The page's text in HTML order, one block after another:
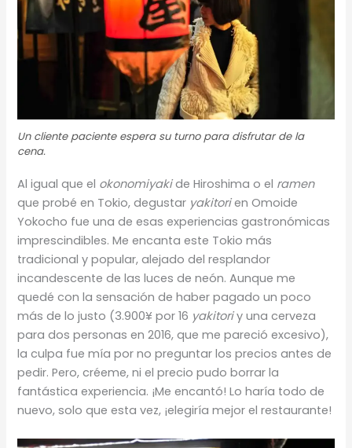
Un cliente paciente espera su turno para disfrutar de la
cena.
Al igual que el okonomiyakide Hiroshima o el ramen
que probé en Tokio, degustar yakitorien Omoide
Yokocho fue una de esas experiencias gastronómicas
imprescindibles. Me encanta este Tokio más
tradicional y popular, alejado del resplandor
incandescente de las luces de neón. Aunque me
quedé con la sensación de haber pagado un poco
más de lo justo (3.900¥ por 16 yakitoriy una cerveza
para dos personas en 2016, que me pareció excesivo),
la culpa fue mía por no preguntar los precios antes de
pedir. Pero, créeme, ni el precio pudo borrar la
fantástica experiencia. ¡Me encantó! Lo haría todo de
nuevo, solo que esta vez, ¡elegiría mejor el restaurante!